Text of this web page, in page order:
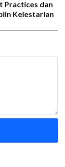
Practices dan
Kelestarian